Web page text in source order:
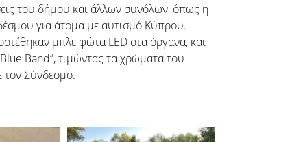
του δήμου και άλλων συνόλων, όπως η
για άτομα με αυτισμό Κύπρου.
μπλε φώτα LED στα όργανα, και
Band”, τιμώντας τα χρώματα του
τον Σύνδεσμο.